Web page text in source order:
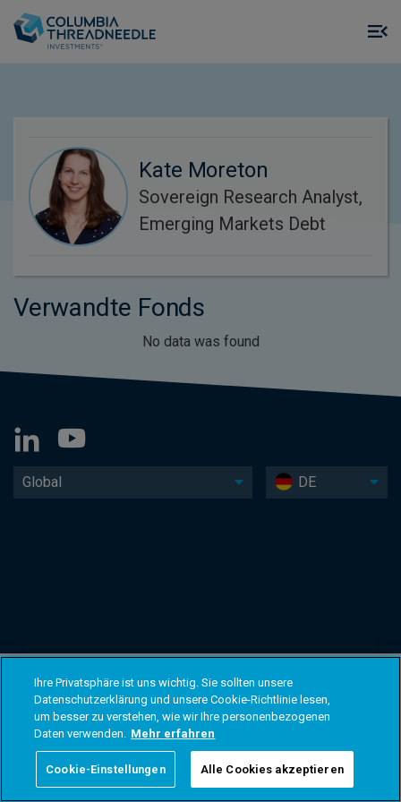
Kate Moreton
Sovereign Research Analyst,
Emerging Markets Debt
Verwandte Fonds
No data was found
Global DE
Ihre Privatsphäre ist uns wichtig. Sie sollten unsere
Datenschutzerklärung und unsere Cookie-Richtlinie lesen,
um besser zu verstehen, wie wir Ihre personenbezogenen
Daten verwenden. Mehr erfahren
Cookie-Einstellungen Alle Cookies akzeptieren